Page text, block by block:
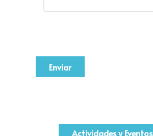
Enviar
Actividades y Eventos